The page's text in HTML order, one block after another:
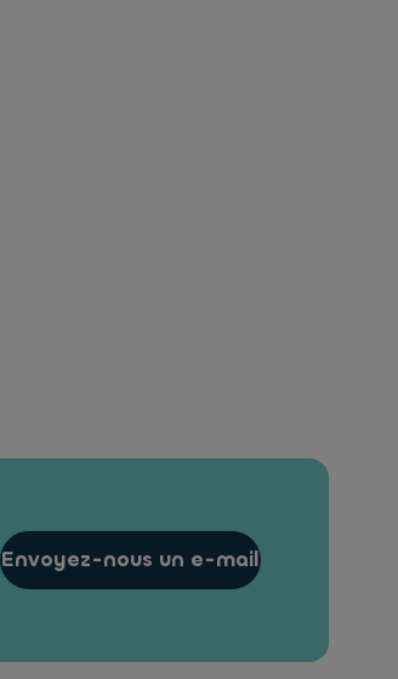
Envoyez-nous un e-mail